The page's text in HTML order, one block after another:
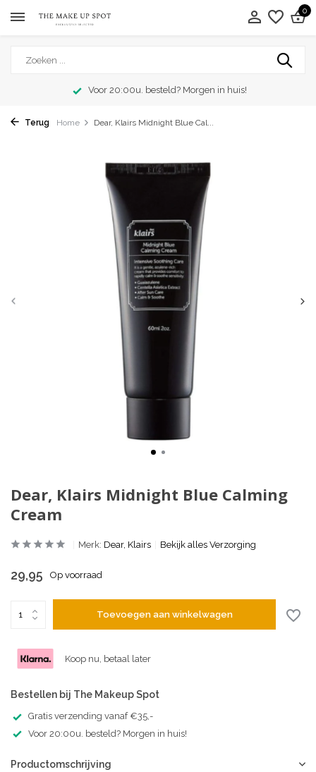
0
Voor 20:00u. besteld? Morgen in huis!
Terug Home Dear, Klairs Midnight Blue Cal...
Dear, Klairs Midnight Blue Calming
Cream
Merk: Dear, Klairs Bekijk alles Verzorging
29,95 Op voorraad
Toevoegen aan winkelwagen
Koop nu, betaal later
Bestellen bij The Makeup Spot
Gratis verzending vanaf €35,-
Voor 20:00u. besteld? Morgen in huis!
Productomschrijving